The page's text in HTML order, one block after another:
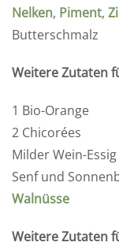
Nelken, Piment,
Butterschmalz
Weitere Zutaten
1 Bio-Orange
2 Chicorées
Milder Wein-
Senf und
Walnüsse
Weitere Zutaten